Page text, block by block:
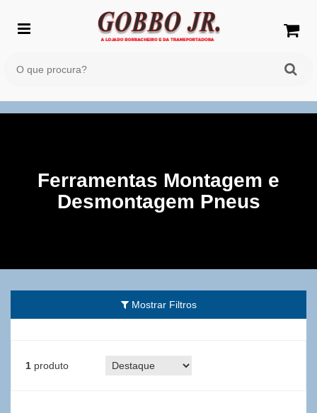
Ferramentas Montagem e
Desmontagem Pneus
Mostrar Filtros
1 produto